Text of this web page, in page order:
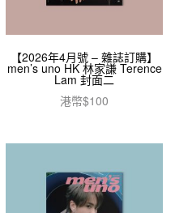
【2026年4月號 – 雜誌訂購】
men’s uno HK 林家謙 Terence
Lam 封面二
港幣$100